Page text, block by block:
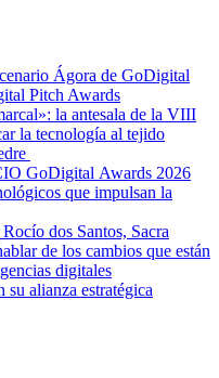
Ágora de GoDigital
Pitch Awards
la antesala de la VIII
la tecnología al tejido
GoDigital Awards 2026
que impulsan la
dos Santos, Sacra
de los cambios que están
digitales
alianza estratégica